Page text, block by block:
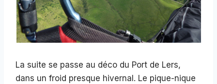
La suite se passe au déco du Port de Lers,
dans un froid presque hivernal. Le pique-nique